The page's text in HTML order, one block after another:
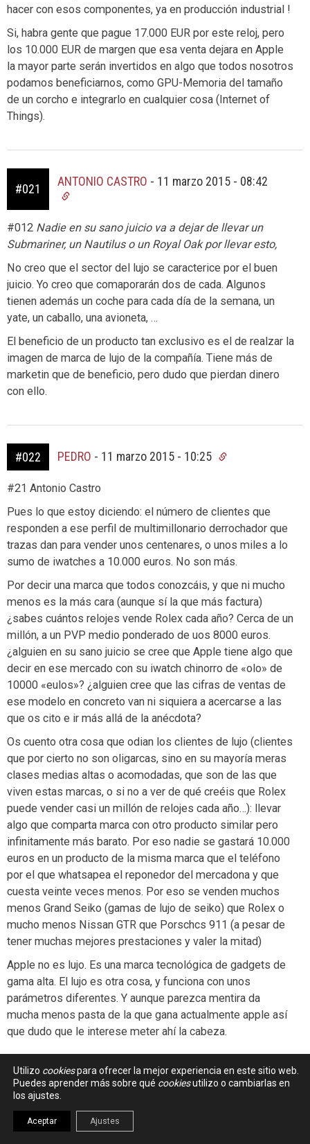
hacer con esos componentes, ya en producción industrial !
Si, habra gente que pague 17.000 EUR por este reloj, pero
los 10.000 EUR de margen que esa venta dejara en Apple
la mayor parte serán invertidos en algo que todos nosotros
podamos beneficiarnos, como GPU-Memoria del tamaño
de un corcho e integrarlo en cualquier cosa (Internet of
Things).
#021
ANTONIO CASTRO - 11 marzo 2015 - 08:42
#012 Nadie en su sano juicio va a dejar de llevar un
Submariner, un Nautilus o un Royal Oak por llevar esto,
No creo que el sector del lujo se caracterice por el buen
juicio. Yo creo que comaporarán dos de cada. Algunos
tienen además un coche para cada día de la semana, un
yate, un caballo, una avioneta, …
El beneficio de un producto tan exclusivo es el de realzar la
imagen de marca de lujo de la compañía. Tiene más de
marketin que de beneficio, pero dudo que pierdan dinero
con ello.
#022 PEDRO - 11 marzo 2015 - 10:25
#21 Antonio Castro
Pues lo que estoy diciendo: el número de clientes que
responden a ese perfil de multimillonario derrochador que
trazas dan para vender unos centenares, o unos miles a lo
sumo de iwatches a 10.000 euros. No son más.
Por decir una marca que todos conozcáis, y que ni mucho
menos es la más cara (aunque sí la que más factura)
¿sabes cuántos relojes vende Rolex cada año? Cerca de un
millón, a un PVP medio ponderado de uos 8000 euros.
¿alguien en su sano juicio se cree que Apple tiene algo que
decir en ese mercado con su iwatch chinorro de «olo» de
10000 «eulos»? ¿alguien cree que las cifras de ventas de
ese modelo en concreto van ni siquiera a acercarse a las
que os cito e ir más allá de la anécdota?
Os cuento otra cosa que odian los clientes de lujo (clientes
que por cierto no son oligarcas, sino en su mayoría meras
clases medias altas o acomodadas, que son de las que
viven estas marcas, o si no a ver de qué creéis que Rolex
puede vender casi un millón de relojes cada año…): llevar
algo que comparta marca con otro producto similar pero
infinitamente más barato. Por eso nadie se gastará 10.000
euros en un producto de la misma marca que el teléfono
por el que whatsapea el reponedor del mercadona y que
cuesta veinte veces menos. Por eso se venden muchos
menos Grand Seiko (gamas de lujo de seiko) que Rolex o
mucho menos Nissan GTR que Porschcs 911 (a pesar de
tener muchas mejores prestaciones y valer la mitad)
Apple no es lujo. Es una marca tecnológica de gadgets de
gama alta. El lujo es otra cosa, y funciona con unos
parámetros diferentes. Y aunque parezca mentira da
mucha menos pasta de la que gana actualmente apple así
que dudo que le interese meter ahí la cabeza.
#023 MIGUEL
En un mundo normal, en un pais normal, en un blog normal…
Utilizo cookiespara ofrecer la mejor experiencia en este sitio web.
Puedes aprender más sobre qué cookiesutilizo o cambiarlas en
los ajustes.
Aceptar Ajustes